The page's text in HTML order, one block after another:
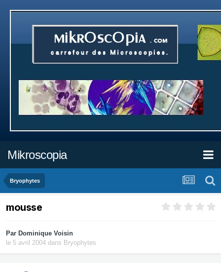
Mikroscopia
Bryophytes
mousse
Par Dominique Voisin
le 5 avril 2004 dans Bryophytes